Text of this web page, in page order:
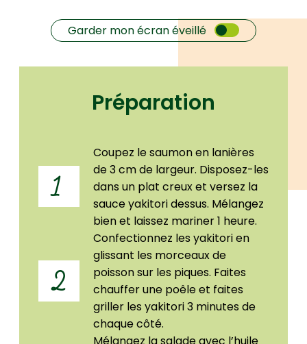
Garder mon écran éveillé
Préparation
1
Coupez le saumon en lanières
de 3 cm de largeur. Disposez-les
dans un plat creux et versez la
sauce yakitori dessus. Mélangez
bien et laissez mariner 1 heure.
2
Confectionnez les yakitori en
glissant les morceaux de
poisson sur les piques. Faites
chauffer une poêle et faites
griller les yakitori 3 minutes de
chaque côté.